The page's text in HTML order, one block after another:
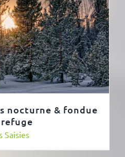
nocturne & fondue
Saisies